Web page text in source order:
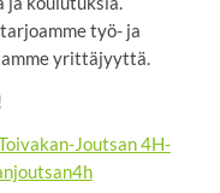
työ- ja
yrittäjyyttä.
Joutsan 4H-